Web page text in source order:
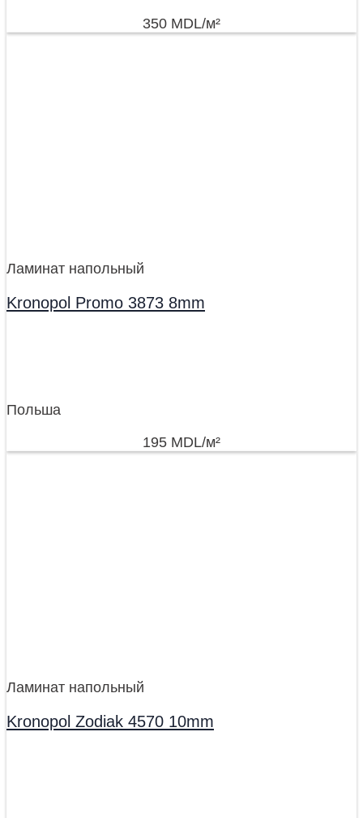
350 MDL/м²
Ламинат напольный
Kronopol Promo 3873 8mm
Польша
195 MDL/м²
Ламинат напольный
Kronopol Zodiak 4570 10mm